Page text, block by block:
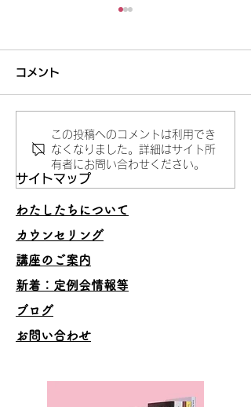
妥当でないことを承認し
ない
コメント
この投稿へのコメントは利用でき
なくなりました。詳細はサイト所
有者にお問い合わせください。
サイトマップ
わたしたちについて
カウンセリング
講座のご案内
​新着：定例会情報等
ブログ
お問い合わせ